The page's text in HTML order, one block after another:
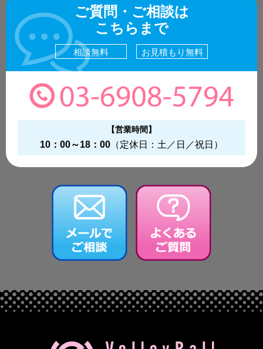
ご質問・ご相談は
こちらまで
相談無料 お見積もり無料
【営業時間】
10：00～18：00 （定休日：土／日／祝日）